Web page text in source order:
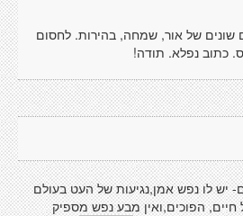
שונים של אור, שמחה, בהירות. לחסום
כתוב נפלא. תודה!
יש לו נפש אמן,נגיעות של העט בעולם
הפוכים,ואין מבע נפש מספיק